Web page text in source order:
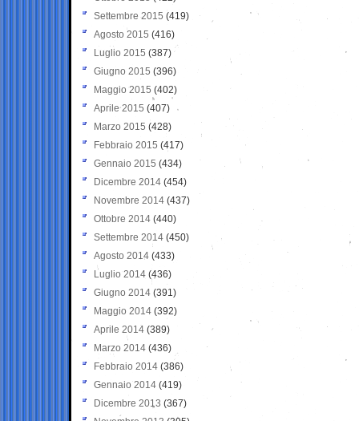
Settembre 2015 (419)
Agosto 2015 (416)
Luglio 2015 (387)
Giugno 2015 (396)
Maggio 2015 (402)
Aprile 2015 (407)
Marzo 2015 (428)
Febbraio 2015 (417)
Gennaio 2015 (434)
Dicembre 2014 (454)
Novembre 2014 (437)
Ottobre 2014 (440)
Settembre 2014 (450)
Agosto 2014 (433)
Luglio 2014 (436)
Giugno 2014 (391)
Maggio 2014 (392)
Aprile 2014 (389)
Marzo 2014 (436)
Febbraio 2014 (386)
Gennaio 2014 (419)
Dicembre 2013 (367)